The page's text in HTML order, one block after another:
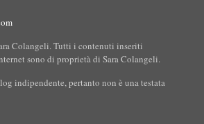
Colangeli. Tutti i contenuti inseriti
sono di proprietà di Sara Colangeli.
indipendente, pertanto non è una testata